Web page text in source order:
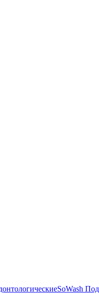
SoWash